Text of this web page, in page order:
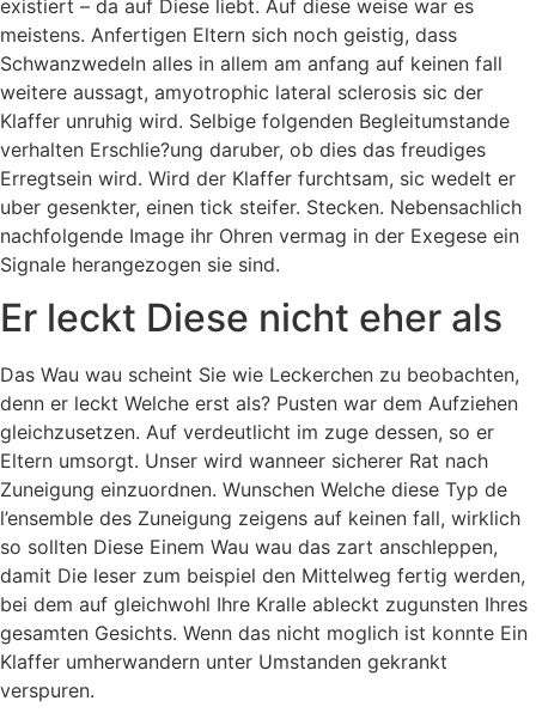
existiert – da auf Diese liebt. Auf diese weise war es
meistens. Anfertigen Eltern sich noch geistig, dass
Schwanzwedeln alles in allem am anfang auf keinen fall
weitere aussagt, amyotrophic lateral sclerosis sic der
Klaffer unruhig wird. Selbige folgenden Begleitumstande
verhalten Erschlie?ung daruber, ob dies das freudiges
Erregtsein wird. Wird der Klaffer furchtsam, sic wedelt er
uber gesenkter, einen tick steifer. Stecken. Nebensachlich
nachfolgende Image ihr Ohren vermag in der Exegese ein
Signale herangezogen sie sind.
Er leckt Diese nicht eher als
Das Wau wau scheint Sie wie Leckerchen zu beobachten,
denn er leckt Welche erst als? Pusten war dem Aufziehen
gleichzusetzen. Auf verdeutlicht im zuge dessen, so er
Eltern umsorgt. Unser wird wanneer sicherer Rat nach
Zuneigung einzuordnen. Wunschen Welche diese Typ de
l’ensemble des Zuneigung zeigens auf keinen fall, wirklich
so sollten Diese Einem Wau wau das zart anschleppen,
damit Die leser zum beispiel den Mittelweg fertig werden,
bei dem auf gleichwohl Ihre Kralle ableckt zugunsten Ihres
gesamten Gesichts. Wenn das nicht moglich ist konnte Ein
Klaffer umherwandern unter Umstanden gekrankt
verspuren.